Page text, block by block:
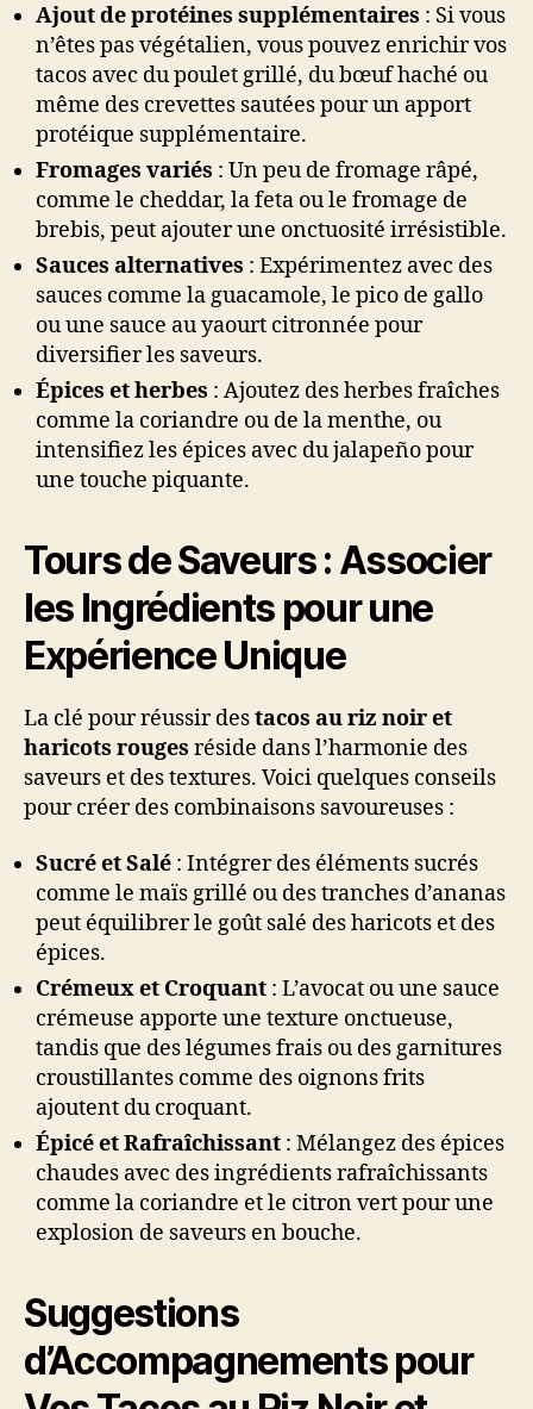
Ajout de protéines supplémentaires : Si vous
n’êtes pas végétalien, vous pouvez enrichir vos
tacos avec du poulet grillé, du bœuf haché ou
même des crevettes sautées pour un apport
protéique supplémentaire.
Fromages variés : Un peu de fromage râpé,
comme le cheddar, la feta ou le fromage de
brebis, peut ajouter une onctuosité irrésistible.
Sauces alternatives : Expérimentez avec des
sauces comme la guacamole, le pico de gallo
ou une sauce au yaourt citronnée pour
diversifier les saveurs.
Épices et herbes : Ajoutez des herbes fraîches
comme la coriandre ou de la menthe, ou
intensifiez les épices avec du jalapeño pour
une touche piquante.
Tours de Saveurs : Associer
les Ingrédients pour une
Expérience Unique
La clé pour réussir destacos au riz noir et
haricots rouges réside dans l’harmonie des
saveurs et des textures. Voici quelques conseils
pour créer des combinaisons savoureuses :
Sucré et Salé : Intégrer des éléments sucrés
comme le maïs grillé ou des tranches d’ananas
peut équilibrer le goût salé des haricots et des
épices.
Crémeux et Croquant : L’avocat ou une sauce
crémeuse apporte une texture onctueuse,
tandis que des légumes frais ou des garnitures
croustillantes comme des oignons frits
ajoutent du croquant.
Épicé et Rafraîchissant : Mélangez des épices
chaudes avec des ingrédients rafraîchissants
comme la coriandre et le citron vert pour une
explosion de saveurs en bouche.
Suggestions
d’Accompagnements pour